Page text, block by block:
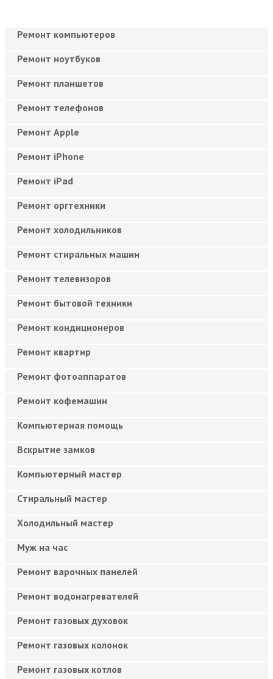
Ремонт компьютеров
Ремонт ноутбуков
Ремонт планшетов
Ремонт телефонов
Ремонт Apple
Ремонт iPhone
Ремонт iPad
Ремонт оргтехники
Ремонт холодильников
Ремонт стиральных машин
Ремонт телевизоров
Ремонт бытовой техники
Ремонт кондиционеров
Ремонт квартир
Ремонт фотоаппаратов
Ремонт кофемашин
Компьютерная помощь
Вскрытие замков
Компьютерный мастер
Cтиральный мастер
Холодильный мастер
Муж на час
Ремонт варочных панелей
Ремонт водонагревателей
Ремонт газовых духовок
Ремонт газовых колонок
Ремонт газовых котлов